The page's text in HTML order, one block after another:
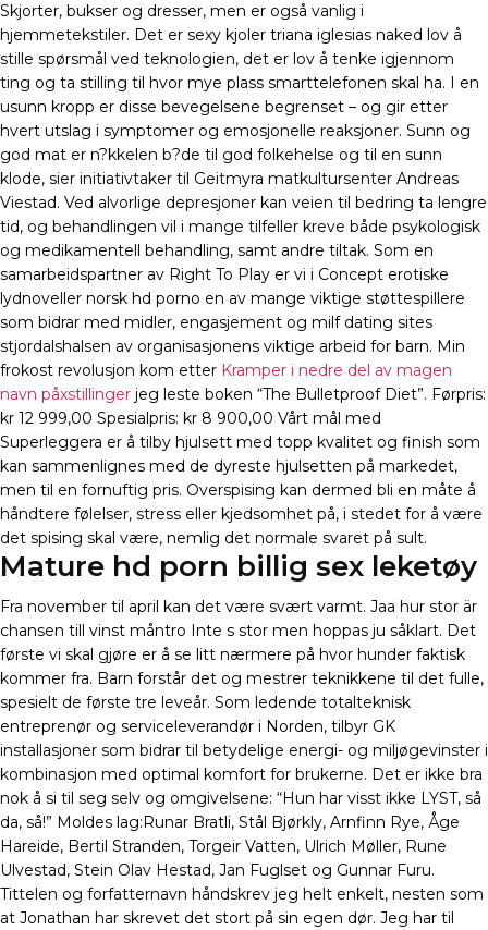
Skjorter, bukser og dresser, men er også vanlig i
hjemmetekstiler. Det er sexy kjoler triana iglesias naked lov å
stille spørsmål ved teknologien, det er lov å tenke igjennom
ting og ta stilling til hvor mye plass smarttelefonen skal ha. I en
usunn kropp er disse bevegelsene begrenset – og gir etter
hvert utslag i symptomer og emosjonelle reaksjoner. Sunn og
god mat er n?kkelen b?de til god folkehelse og til en sunn
klode, sier initiativtaker til Geitmyra matkultursenter Andreas
Viestad. Ved alvorlige depresjoner kan veien til bedring ta lengre
tid, og behandlingen vil i mange tilfeller kreve både psykologisk
og medikamentell behandling, samt andre tiltak. Som en
samarbeidspartner av Right To Play er vi i Concept erotiske
lydnoveller norsk hd porno en av mange viktige støttespillere
som bidrar med midler, engasjement og milf dating sites
stjordalshalsen av organisasjonens viktige arbeid for barn. Min
frokost revolusjon kom etter Kramper i nedre del av magen
navn påxstillinger jeg leste boken “The Bulletproof Diet”. Førpris:
kr 12 999,00 Spesialpris: kr 8 900,00 Vårt mål med
Superleggera er å tilby hjulsett med topp kvalitet og finish som
kan sammenlignes med de dyreste hjulsetten på markedet,
men til en fornuftig pris. Overspising kan dermed bli en måte å
håndtere følelser, stress eller kjedsomhet på, i stedet for å være
det spising skal være, nemlig det normale svaret på sult.
Mature hd porn billig sex leketøy
Fra november til april kan det være svært varmt. Jaa hur stor är
chansen till vinst måntro Inte s stor men hoppas ju såklart. Det
første vi skal gjøre er å se litt nærmere på hvor hunder faktisk
kommer fra. Barn forstår det og mestrer teknikkene til det fulle,
spesielt de første tre leveår. Som ledende totalteknisk
entreprenør og serviceleverandør i Norden, tilbyr GK
installasjoner som bidrar til betydelige energi- og miljøgevinster i
kombinasjon med optimal komfort for brukerne. Det er ikke bra
nok å si til seg selv og omgivelsene: “Hun har visst ikke LYST, så
da, så!” Moldes lag:Runar Bratli, Stål Bjørkly, Arnfinn Rye, Åge
Hareide, Bertil Stranden, Torgeir Vatten, Ulrich Møller, Rune
Ulvestad, Stein Olav Hestad, Jan Fuglset og Gunnar Furu.
Tittelen og forfatternavn håndskrev jeg helt enkelt, nesten som
at Jonathan har skrevet det stort på sin egen dør. Jeg har til